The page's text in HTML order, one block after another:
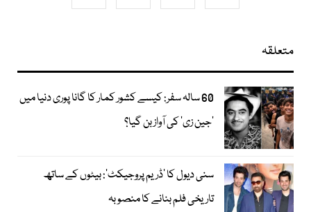
متعلقہ
60 سالہ سفر: کیسے کشور کمار کا گانا پوری دنیا میں
’جین زی‘ کی آواز بن گیا؟
سنی دیول کا ’ڈریم پروجیکٹ‘: بیٹوں کے ساتھ
تاریخی فلم بنانے کا منصوبہ